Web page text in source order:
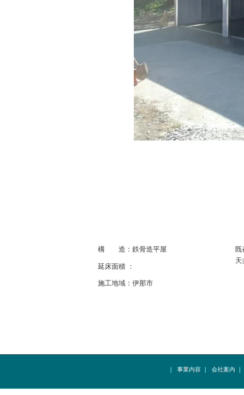
構 造：鉄骨造平屋
延床面積 ：
施工地域：伊那市
| 事業内容 | 会社案内 |